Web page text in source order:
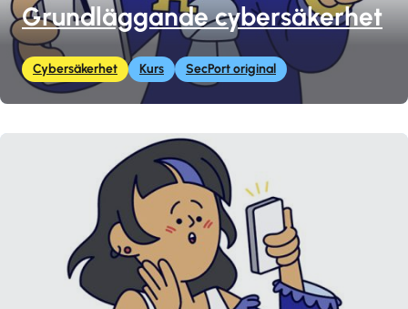
Grundläggande cybersäkerhet
Cybersäkerhet Kurs SecPort original